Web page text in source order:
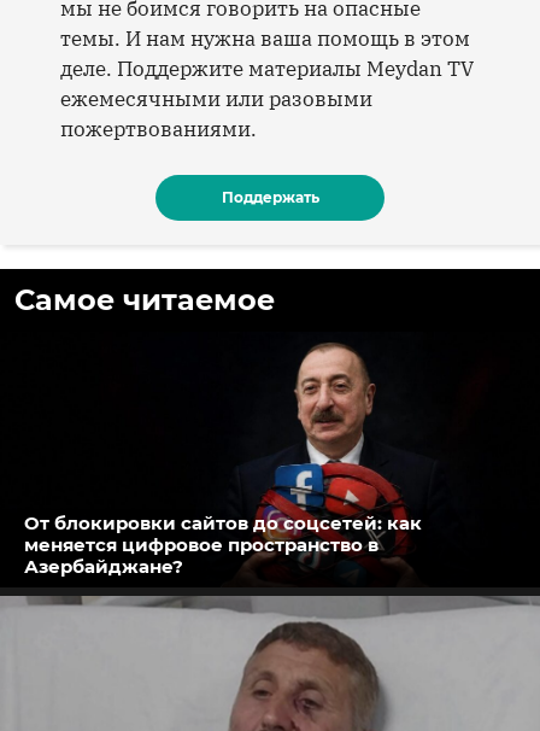
мы не боимся говорить на опасные
темы. И нам нужна ваша помощь в этом
деле. Поддержите материалы Meydan TV
ежемесячными или разовыми
пожертвованиями.
Поддержать
Самое читаемое
От блокировки сайтов до соцсетей: как
меняется цифровое пространство в
Азербайджане?